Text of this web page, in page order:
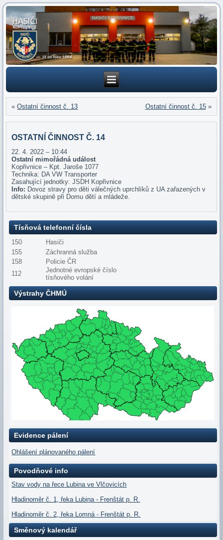
«Ostatní činnost č. 13 Ostatní činnost č. 15»
OSTATNÍ ČINNOST Č. 14
22. 4. 2022 – 10:44
Ostatní mimořádná událost
Kopřivnice – Kpt. Jaroše 1077
Technika: DA VW Transporter
Zasahující jednotky: JSDH Kopřivnice
Info: Dovoz stravy pro děti válečných uprchlíků z UA zařazených v
dětské skupině při Domu dětí a mládeže.
Tísňová telefonní čísla
150
Hasiči
155
Záchranná služba
158
Policie ČR
112
Jednotné evropské číslo
tísňového volání
Výstrahy ČHMÚ
Evidence pálení
Ohlášení plánovaného pálení
Povodňové info
Stav vody na řece Lubina ve Vlčovicích
Hladinoměr č. 1, řeka Lubina - Frenštát p. R.
Hladinoměr č. 2, řeka Lomná - Frenštát p. R.
Směnový kalendář